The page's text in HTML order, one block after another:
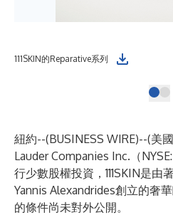
111SKIN的Reparative系列
紐約--(BUSINESS WIRE)--(美
Lauder Companies Inc.（
行少數股權投資，111SKIN是由
Yannis Alexandrides創立的奢
的條件尚未對外公開。